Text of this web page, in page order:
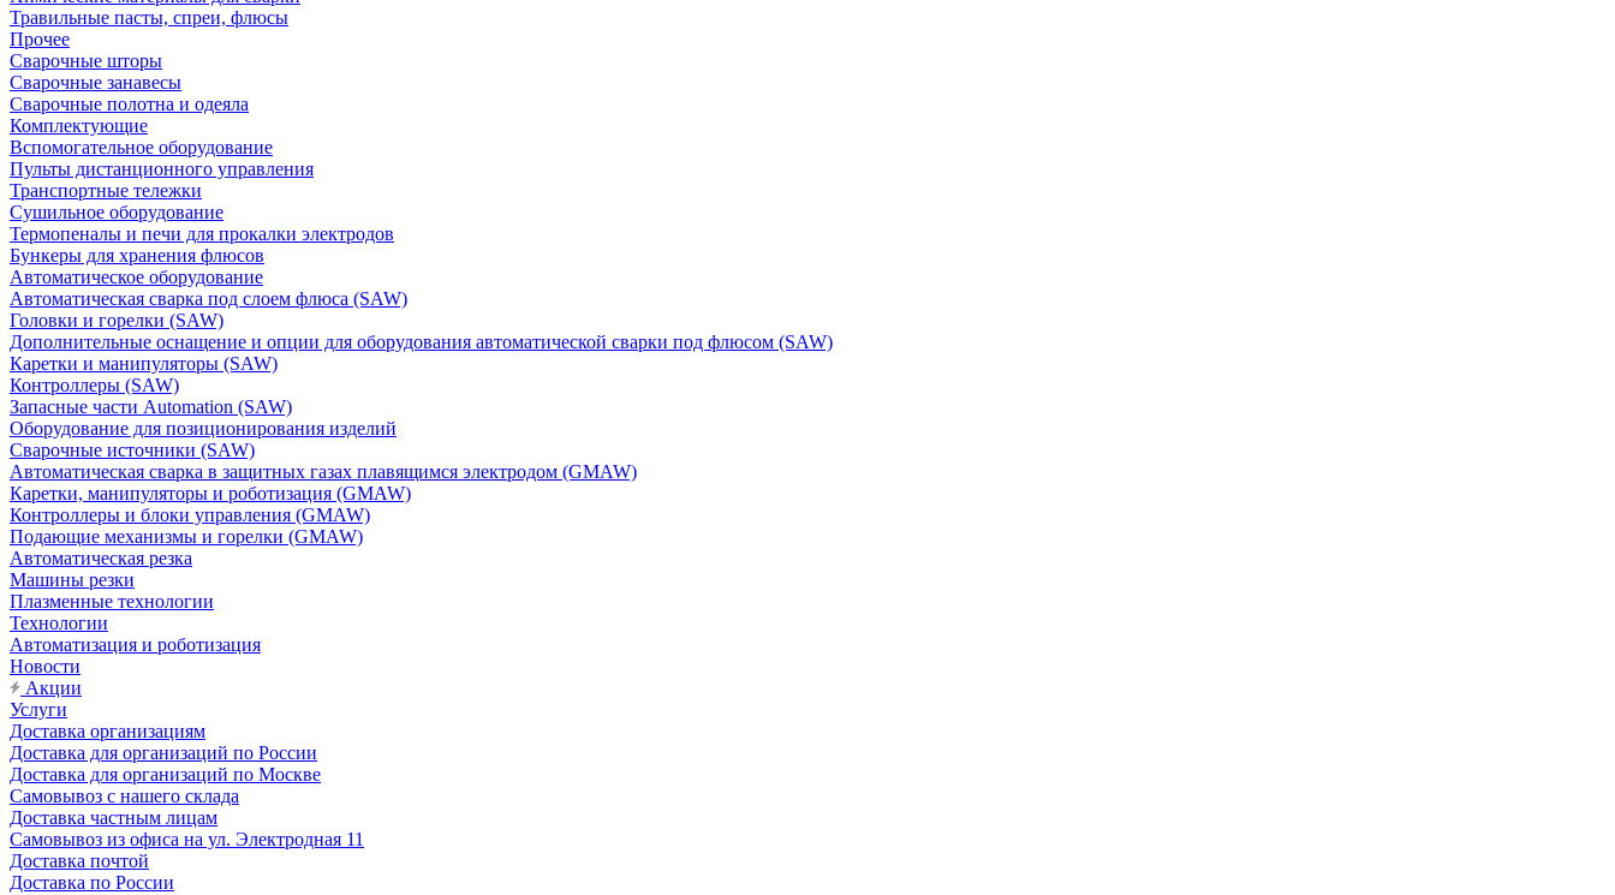
Травильные пасты, спреи, флюсы
Прочее
Сварочные шторы
Сварочные занавесы
Сварочные полотна и одеяла
Комплектующие
Вспомогательное оборудование
Пульты дистанционного управления
Транспортные тележки
Сушильное оборудование
Термопеналы и печи для прокалки электродов
Бункеры для хранения флюсов
Автоматическое оборудование
Автоматическая сварка под слоем флюса (SAW)
Головки и горелки (SAW)
Дополнительные оснащение и опции для оборудования автоматической сварки под флюсом (SAW)
Каретки и манипуляторы (SAW)
Контроллеры (SAW)
Запасные части Automation (SAW)
Оборудование для позиционирования изделий
Сварочные источники (SAW)
Автоматическая сварка в защитных газах плавящимся электродом (GMAW)
Каретки, манипуляторы и роботизация (GMAW)
Контроллеры и блоки управления (GMAW)
Подающие механизмы и горелки (GMAW)
Автоматическая резка
Машины резки
Плазменные технологии
Технологии
Автоматизация и роботизация
Новости
Акции
Услуги
Доставка организациям
Доставка для организаций по России
Доставка для организаций по Москве
Самовывоз с нашего склада
Доставка частным лицам
Самовывоз из офиса на ул. Электродная 11
Доставка почтой
Доставка по России